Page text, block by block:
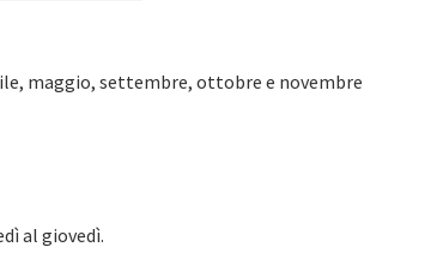
maggio, settembre, ottobre e novembre
al giovedì.